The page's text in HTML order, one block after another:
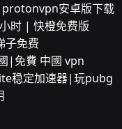
安卓版下载
时 | 快橙免费版
子免费
|免費 中國 vpn
稳定加速器|玩pubg